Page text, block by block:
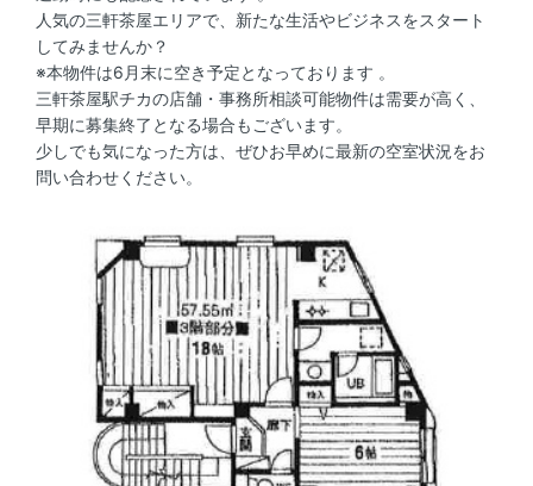
人気の三軒茶屋エリアで、新たな生活やビジネスをスタート
してみませんか？
※本物件は6月末に空き予定となっております 。
三軒茶屋駅チカの店舗・事務所相談可能物件は需要が高く、
早期に募集終了となる場合もございます。
少しでも気になった方は、ぜひお早めに最新の空室状況をお
問い合わせください。